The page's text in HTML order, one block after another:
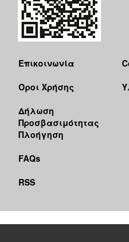
Επικοινωνία
Όροι Χρήσης
Δήλωση
Προσβασιμότητας
Πλοήγηση
FAQs
RSS